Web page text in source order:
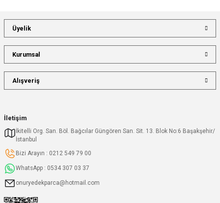
İletişim
İkitelli Org. San. Böl. Bağcılar Güngören San. Sit. 13. Blok No:6 Başakşehir/
İstanbul
Bizi Arayın : 0212 549 79 00
WhatsApp : 0534 307 03 37
onuryedekparca@hotmail.com
Üyelik
Kurumsal
Alışveriş